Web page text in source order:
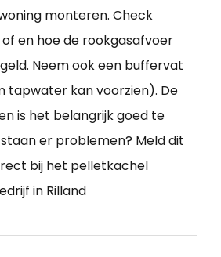
monteren. Check
en hoe de rookgasafvoer
Neem ook een buffervat
tapwater kan voorzien). De
is het belangrijk goed te
er problemen? Meld dit
bij het pelletkachel
in Rilland